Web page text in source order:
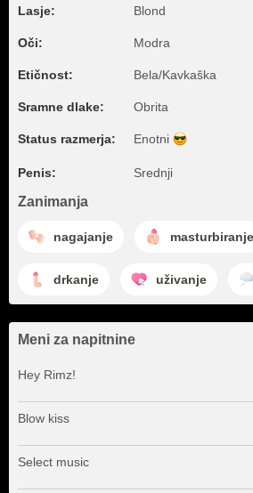
Lasje: Blond
Oči: Modra
Etičnost: Bela/Kavkaška
Sramne dlake: Obrita
Status razmerja: Enotni
Penis: Srednji
Zanimanja
nagajanje masturbiranje
drkanje uživanje
Meni za napitnine
Hey Rimz!
Blow kiss
Select music